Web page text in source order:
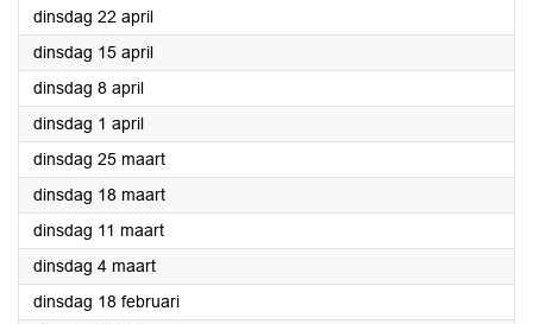
dinsdag 22 april2025
dinsdag 15 april2025
dinsdag 8 april2025
dinsdag 1 april2025
dinsdag 25 maart2025
dinsdag 18 maart2025
dinsdag 11 maart2025
dinsdag 4 maart2025
dinsdag 18 februari2025